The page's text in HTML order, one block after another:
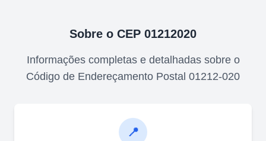
Sobre o CEP 01212020
Informações completas e detalhadas sobre o
Código de Endereçamento Postal 01212-020
📍